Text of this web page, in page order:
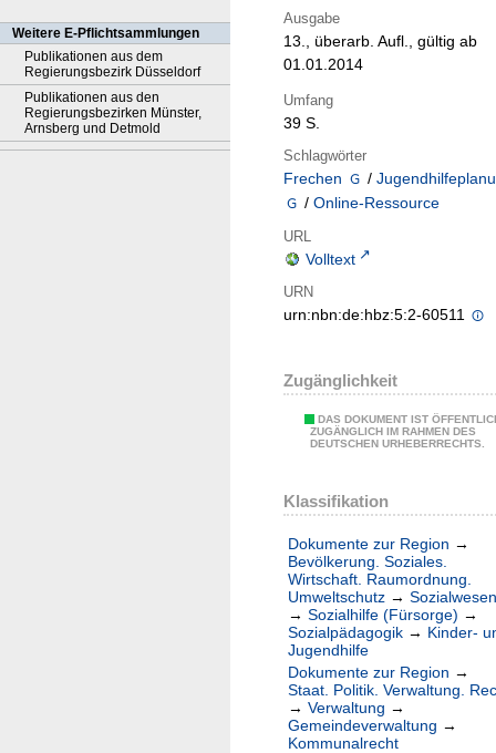
Weitere E-Pflichtsammlungen
Publikationen aus dem
Regierungsbezirk Düsseldorf
Publikationen aus den
Regierungsbezirken Münster,
Arnsberg und Detmold
Ausgabe
13., überarb. Aufl., gültig ab
01.01.2014
Umfang
39 S.
Schlagwörter
Frechen /
/ Online-Ressource
URL
Volltext
URN
urn:nbn:de:hbz:5:2-60511
Zugänglichkeit
DAS DOKUMENT IST
ZUGÄNGLICH IM RAHMEN DES
DEUTSCHEN URHEBERRECHTS.
Klassifikation
Dokumente zur Region →
Bevölkerung. Soziales.
Wirtschaft. Raumordnung.
Umweltschutz → Sozialwesen
→ Sozialhilfe (Fürsorge) →
Sozialpädagogik → Kinder-
Jugendhilfe
Dokumente zur Region →
Staat. Politik. Verwaltung.
→ Verwaltung →
Gemeindeverwaltung →
Kommunalrecht